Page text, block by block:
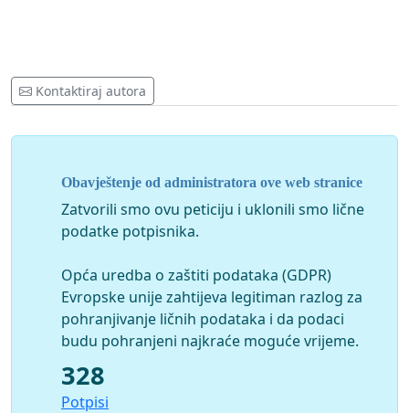
Kontaktiraj autora
Obavještenje od administratora ove web stranice
Zatvorili smo ovu peticiju i uklonili smo lične
podatke potpisnika.
Opća uredba o zaštiti podataka (GDPR)
Evropske unije zahtijeva legitiman razlog za
pohranjivanje ličnih podataka i da podaci
budu pohranjeni najkraće moguće vrijeme.
328
Potpisi